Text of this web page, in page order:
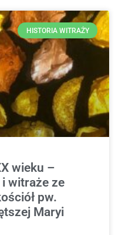
HISTORIA WITRAŻY
wieku –
witraże ze
pw.
Maryi